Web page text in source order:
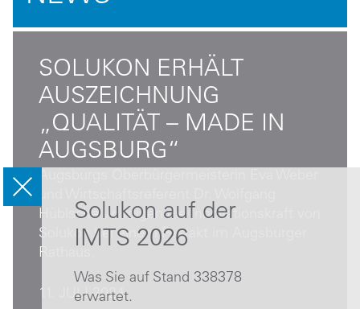
SOLUKON ERHÄLT
AUSZEICHNUNG
„QUALITÄT – MADE IN
AUGSBURG“
Hüblsche würdigen die Innovationskraft von
Solukon bei einem Festakt im Augsburger
Rathaus.
11. JULI 2024
Solukon auf der
IMTS 2026
Was Sie auf Stand 338378
erwartet.